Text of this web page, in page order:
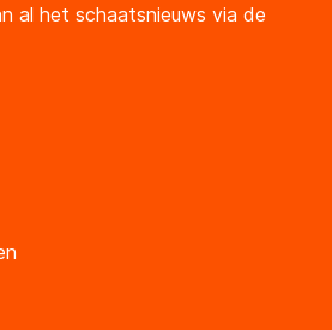
al het schaatsnieuws via de